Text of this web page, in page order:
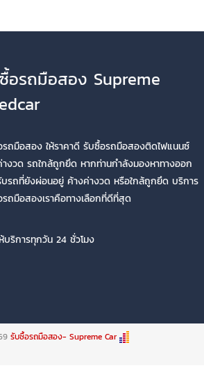
อรถมือสอง Supreme
ถมือสอง ให้ราคาดี รับซื้อรถมือสองติดไฟแนนซ์
งวด รถใกล้ถูกยึด หากท่านกำลังมองหาทางออก
รถที่ยังผ่อนอยู่ ค้างค่างวด หรือใกล้ถูกยึด บริการ
ถมือสองเราคือทางเลือกที่ดีที่สุด
บริการทุกวัน 24 ชั่วโมง
รับซื้อรถมือสอง- Supreme Car